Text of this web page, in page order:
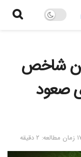
شاخص
صعود
زمان مطالعه: ۲ دقیقه